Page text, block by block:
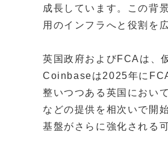
成長しています。この背
用のインフラへと役割を
英国政府およびFCAは、
Coinbaseは2025年に
整いつつある英国におい
などの提供を相次いで開
基盤がさらに強化される